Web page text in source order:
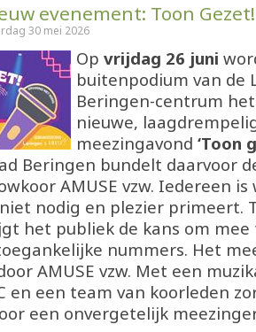
evenement: Toon Gezet!
30 mei 2026
Op vrijdag 26 juni
buitenpodium van de
Beringen-centrum
nieuwe,
meezingavond ‘Toon
Beringen bundelt daarvoor
AMUSE vzw. Iedereen is
nodig en plezier primeert.
het publiek de kans om
nummers. Het
AMUSE vzw. Met een
en een team van koorleden
een onvergetelijk